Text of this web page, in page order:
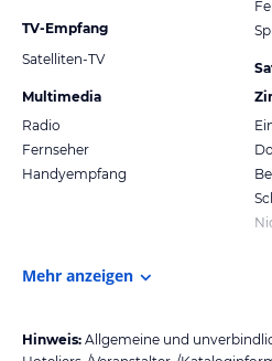
TV-Empfang
Satelliten-TV
Multimedia
Radio
Fernseher
Handyempfang
Mehr anzeigen
Hinweis: Allgemeine und